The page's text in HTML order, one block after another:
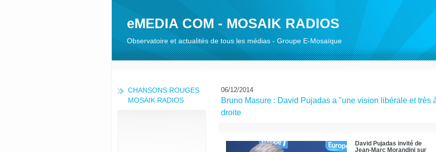
eMEDIA COM - MOSAIK RADIOS
Observatoire et actualités de tous les médias - Groupe E-Mosaïque
CHANSONS ROUGES
MOSAIK RADIOS
06/12/2014
Bruno Masure : David Pujadas a "une vision libérale et très
droite
David Pujadas invité de
Jean-Marc Morandini sur